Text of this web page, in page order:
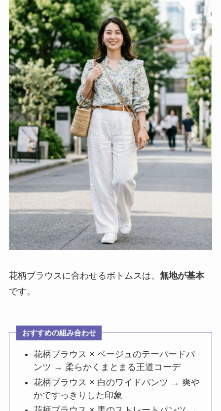
花柄ブラウスに合わせるボトムスは、 無地が基本
です。
おすすめの組み合わせ
花柄ブラウス × ベージュのテーパードパ
ンツ → 柔らかくまとまる王道コーデ
花柄ブラウス × 白のワイドパンツ → 爽や
かですっきりした印象